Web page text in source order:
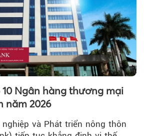
Ngân hàng thương mại
năm 2026
nghiệp và Phát triển nông thôn